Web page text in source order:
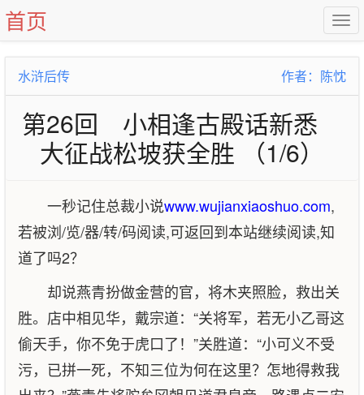
首页
水浒后传 作者：陈忱
第26回 小相逢古殿话新悉
大征战松坡获全胜 （1/6）
一秒记住总裁小说www.wujianxiaoshuo.com,
若被浏/览/器/转/码阅读,可返回到本站继续阅读,知
道了吗2？
却说燕青扮做金营的官，将木夹照脸，救出关
胜。店中相见华，戴宗道：“关将军，若无小乙哥这
偷天手，你不免于虎口了！”关胜道：“小可义不受
污，已拼一死，不知三位为何在这里？怎地得救我